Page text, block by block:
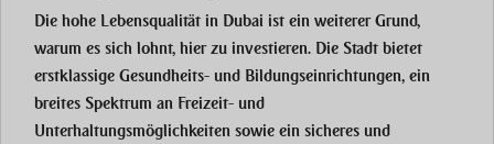
Die hohe Lebensqualität in Dubai ist ein weiterer Grund,
warum es sich lohnt, hier zu investieren. Die Stadt bietet
erstklassige Gesundheits- und Bildungseinrichtungen, ein
breites Spektrum an Freizeit- und
Unterhaltungsmöglichkeiten sowie ein sicheres und